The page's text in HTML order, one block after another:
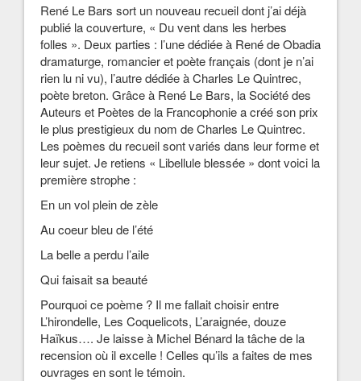
René Le Bars sort un nouveau recueil dont j’ai déjà
publié la couverture, « Du vent dans les herbes
folles ». Deux parties : l’une dédiée à René de Obadia
dramaturge, romancier et poète français (dont je n’ai
rien lu ni vu), l’autre dédiée à Charles Le Quintrec,
poète breton. Grâce à René Le Bars, la Société des
Auteurs et Poètes de la Francophonie a créé son prix
le plus prestigieux du nom de Charles Le Quintrec.
Les poèmes du recueil sont variés dans leur forme et
leur sujet. Je retiens « Libellule blessée » dont voici la
première strophe :
En un vol plein de zèle
Au coeur bleu de l’été
La belle a perdu l’aile
Qui faisait sa beauté
Pourquoi ce poème ? Il me fallait choisir entre
L’hirondelle, Les Coquelicots, L’araignée, douze
Haïkus…. Je laisse à Michel Bénard la tâche de la
recension où il excelle ! Celles qu’ils a faites de mes
ouvrages en sont le témoin.